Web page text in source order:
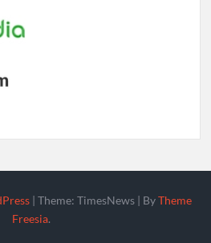
|Theme: TimesNews | ByTheme
Freesia.